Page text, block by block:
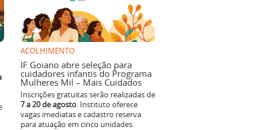
ACOLHIMENTO
IF Goiano abre seleção para
cuidadores infantis do Programa
Mulheres Mil – Mais Cuidados
Inscrições gratuitas serão realizadas de
7 a 20 de agosto. Instituto oferece
vagas imediatas e cadastro reserva
para atuação em cinco unidades.